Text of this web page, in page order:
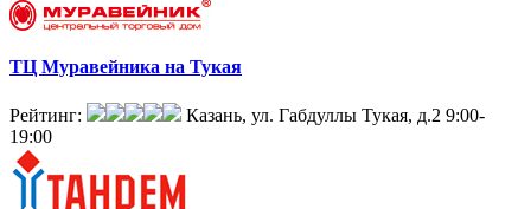
ТЦ Муравейника на Тукая
Рейтинг: Казань, ул. Габдуллы Тукая, д.2 9:00-
19:00